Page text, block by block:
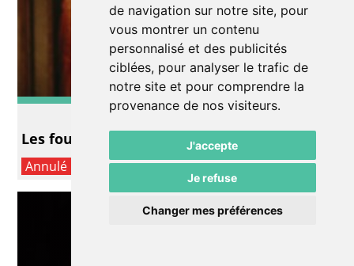
de navigation sur notre site, pour
vous montrer un contenu
personnalisé et des publicités
ciblées, pour analyser le trafic de
notre site et pour comprendre la
provenance de nos visiteurs.
J'accepte
Je refuse
Changer mes préférences
Les fourberies de Scapin
Annulé